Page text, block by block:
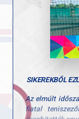
Hajrá GYAC!
SIKEREKBŐL
Az elmúlt
fiatal